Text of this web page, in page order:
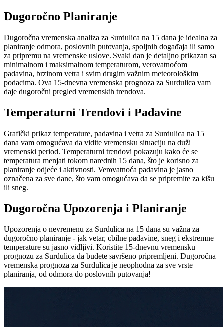
Dugoročno Planiranje
Dugoročna vremenska analiza za Surdulica na 15 dana je idealna za
planiranje odmora, poslovnih putovanja, spoljnih događaja ili samo
za pripremu na vremenske uslove. Svaki dan je detaljno prikazan sa
minimalnom i maksimalnom temperaturom, verovatnoćom
padavina, brzinom vetra i svim drugim važnim meteorološkim
podacima. Ova 15-dnevna vremenska prognoza za Surdulica vam
daje dugoročni pregled vremenskih trendova.
Temperaturni Trendovi i Padavine
Grafički prikaz temperature, padavina i vetra za Surdulica na 15
dana vam omogućava da vidite vremensku situaciju na duži
vremenski period. Temperaturni trendovi pokazuju kako će se
temperatura menjati tokom narednih 15 dana, što je korisno za
planiranje odjeće i aktivnosti. Verovatnoća padavina je jasno
označena za sve dane, što vam omogućava da se pripremite za kišu
ili sneg.
Dugoročna Upozorenja i Planiranje
Upozorenja o nevremenu za Surdulica na 15 dana su važna za
dugoročno planiranje - jak vetar, obilne padavine, sneg i ekstremne
temperature su jasno vidljivi. Koristite 15-dnevnu vremensku
prognozu za Surdulica da budete savršeno pripremljeni. Dugoročna
vremenska prognoza za Surdulica je neophodna za sve vrste
planiranja, od odmora do poslovnih putovanja!